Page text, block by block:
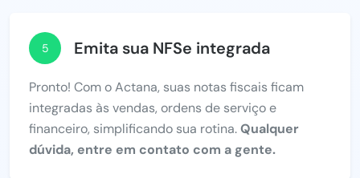
5 Emita sua NFSe integrada
Pronto! Com o Actana, suas notas fiscais ficam
integradas às vendas, ordens de serviço e
financeiro, simplificando sua rotina.Qualquer
dúvida, entre em contato com a gente.